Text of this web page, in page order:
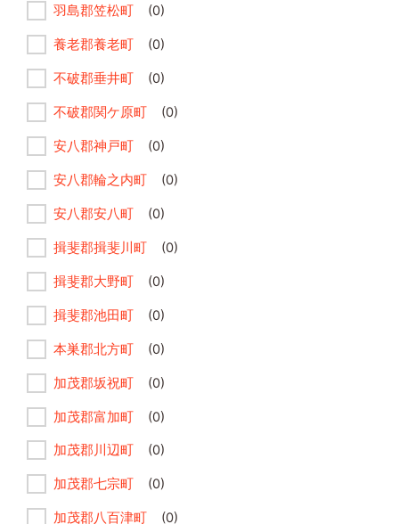
羽島郡笠松町 (0)
養老郡養老町 (0)
不破郡垂井町 (0)
不破郡関ケ原町 (0)
安八郡神戸町 (0)
安八郡輪之内町 (0)
安八郡安八町 (0)
揖斐郡揖斐川町 (0)
揖斐郡大野町 (0)
揖斐郡池田町 (0)
本巣郡北方町 (0)
加茂郡坂祝町 (0)
加茂郡富加町 (0)
加茂郡川辺町 (0)
加茂郡七宗町 (0)
加茂郡八百津町 (0)